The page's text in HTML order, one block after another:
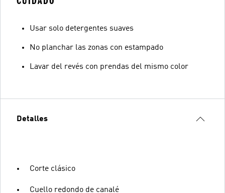
Usar solo detergentes suaves
No planchar las zonas con estampado
Lavar del revés con prendas del mismo color
Detalles
Corte clásico
Cuello redondo de canalé